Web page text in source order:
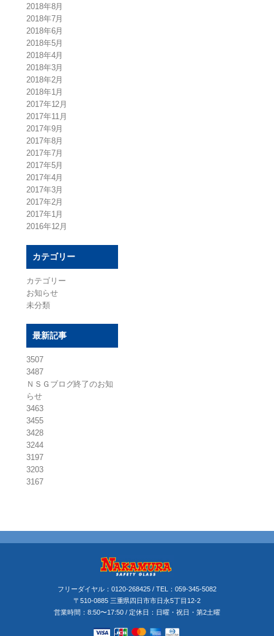
2018年8月
2018年7月
2018年6月
2018年5月
2018年4月
2018年3月
2018年2月
2018年1月
2017年12月
2017年11月
2017年9月
2017年8月
2017年7月
2017年5月
2017年4月
2017年3月
2017年2月
2017年1月
2016年12月
カテゴリー
カテゴリー
お知らせ
未分類
最新記事
3507
3487
ＮＳＧブログ終了のお知
らせ
3463
3455
3428
3244
3197
3203
3167
フリーダイヤル：0120-268425 / TEL： 059-345-5082
〒510-0885 三重県四日市市日永5丁目12-2
営業時間：8:50〜17:50 / 定休日：日曜・祝日・第2土曜